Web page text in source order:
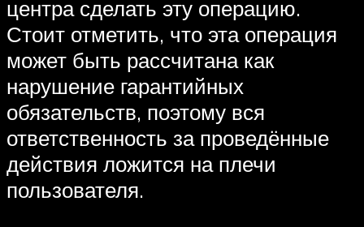
центра сделать эту операцию.
Стоит отметить, что эта операция
может быть рассчитана как
нарушение гарантийных
обязательств, поэтому вся
ответственность за проведённые
действия ложится на плечи
пользователя.